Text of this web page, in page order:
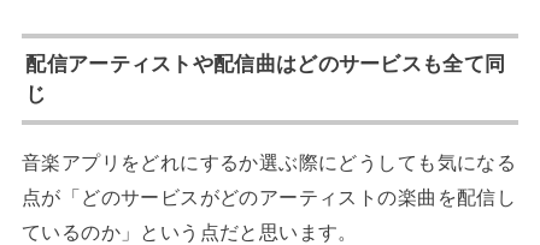
配信アーティストや配信曲はどのサービスも全て同
じ
音楽アプリをどれにするか選ぶ際にどうしても気になる
点が「どのサービスがどのアーティストの楽曲を配信し
ているのか」という点だと思います。